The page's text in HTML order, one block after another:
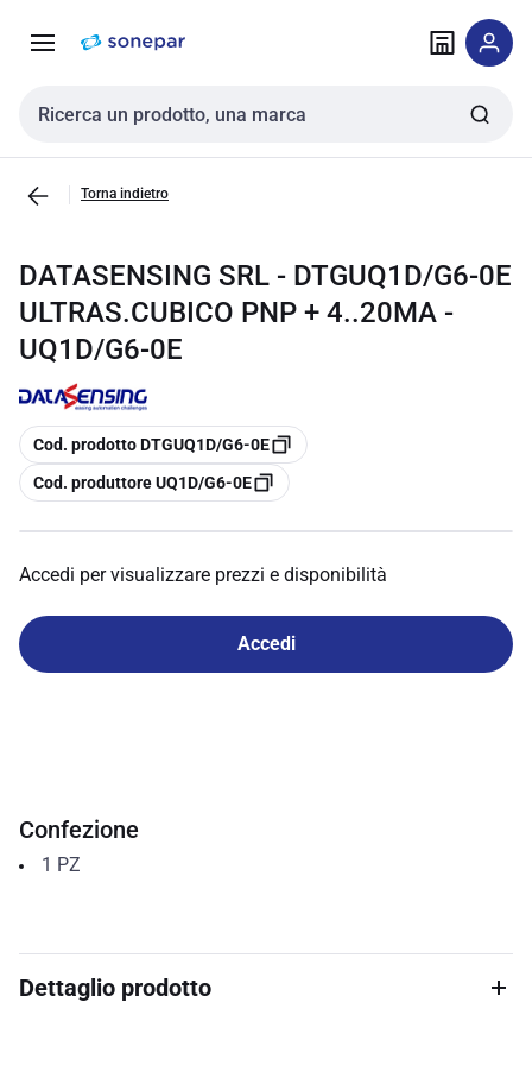
navigazione alla
Cerca input
Torna indietro
DATASENSING SRL - DTGUQ1D/G6-0E
ULTRAS.CUBICO PNP + 4..20MA -
UQ1D/G6-0E
copia
Cod. prodotto DTGUQ1D/G6-0E
copia
Cod. produttore UQ1D/G6-0E
Accedi per visualizzare prezzi e disponibilità
Accedi
Confezione
1 PZ
Dettaglio prodotto